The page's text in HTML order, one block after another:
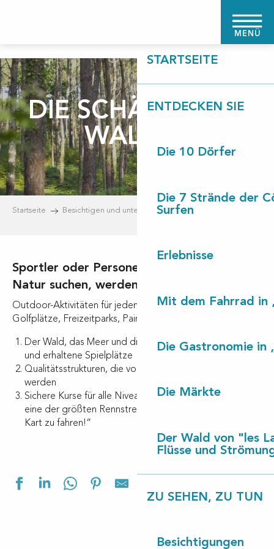
MENÜ
STARTSEITE
ENTDECKEN SIE
Die 10 Dörfer
Die 7 Strände der
Surfen
Erlebnisse
Mit dem Fahrrad in
Die Gastronomie in
Die Märkte
Der Wald von "les
Flüsse und
ZU SEHEN, ZU TUN
Besichtigungen
DIE SCHÄTZE DES
WALDES
Startseite Besichtigen und unternehmen Freizeitaktivitäten
Sportler oder Personen, die Erholung in der
Natur suchen, werden sich freuen!
Outdoor-Aktivitäten für jeden erreichbar: Skateparks,
Golfplätze, Freizeitparks, Paintball, Klettern…
Der Wald, das Meer und die Flüsse bieten natürliche
und erhaltene Spielplätze
Qualitätsstrukturen, die von Fachleuten überwacht
werden
Sichere Kurse für alle Niveaus in den Bäumen, aber auch
eine der größten Rennstrecken in der Region, um Go-
Kart zu fahren!“